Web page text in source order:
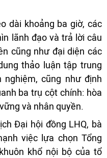
dài khoảng ba giờ, các
lãnh đạo và trả lời câu
cũng như đại diện các
thảo luận tập trung
cũng như định
ba trụ cột chính: hòa
và nhân quyền.
Đại hội đồng LHQ, bà
việc lựa chọn Tổng
khổ nội bộ của tổ